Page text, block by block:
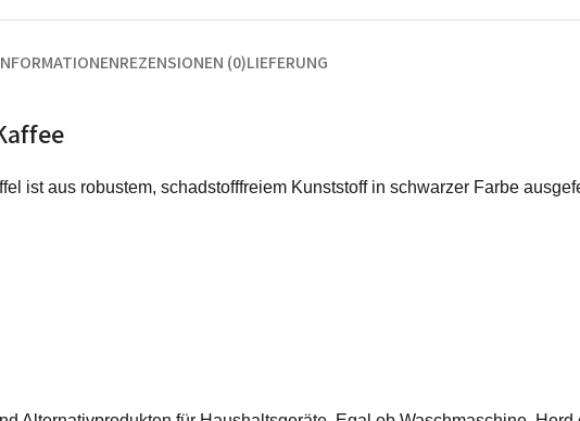
REZENSIONEN (0)LIEFERUNG
ist aus robustem, schadstofffreiem Kunststoff in schwarzer Farbe